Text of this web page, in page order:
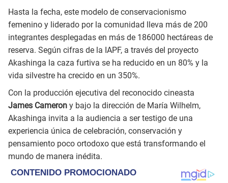
Hasta la fecha, este modelo de conservacionismo
femenino y liderado por la comunidad lleva más de 200
integrantes desplegadas en más de 186000 hectáreas de
reserva. Según cifras de la IAPF, a través del proyecto
Akashinga la caza furtiva se ha reducido en un 80% y la
vida silvestre ha crecido en un 350%.
Con la producción ejecutiva del reconocido cineasta
James Cameron y bajo la dirección de María Wilhelm,
Akashinga invita a la audiencia a ser testigo de una
experiencia única de celebración, conservación y
pensamiento poco ortodoxo que está transformando el
mundo de manera inédita.